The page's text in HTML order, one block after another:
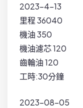
2023-4-13
里程 36040
機油 350
機油濾芯 120
齒輪油 120
工時:30分鐘
2023-08-05